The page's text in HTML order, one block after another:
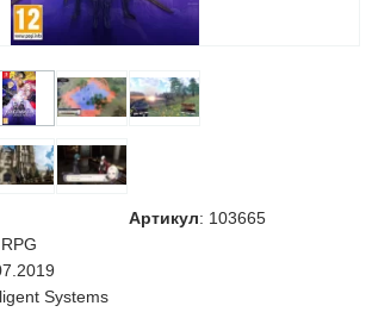
Артикул: 103665
Systems